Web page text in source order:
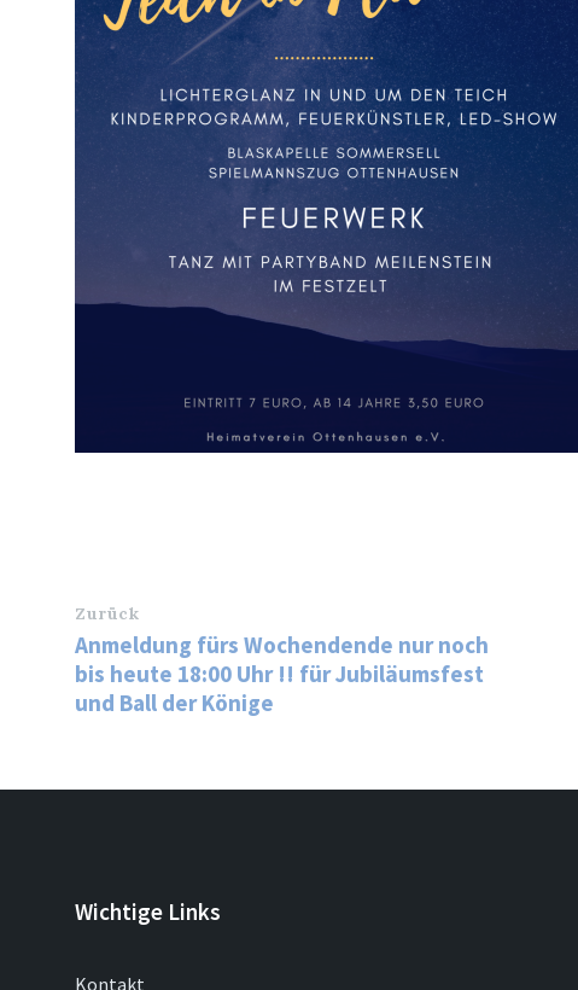
Zurück
Anmeldung fürs Wochendende nur noch
bis heute 18:00 Uhr !! für Jubiläumsfest
und Ball der Könige
Wichtige Links
Kontakt